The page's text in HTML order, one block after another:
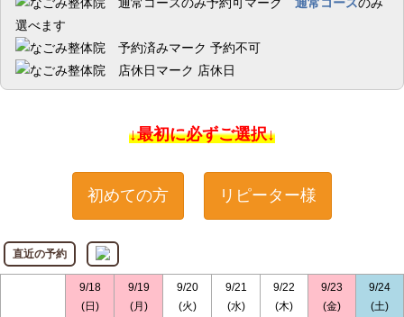
通常コースのみ
選べます
予約不可
店休日
↓最初に必ずご選択↓
初めての方 リピーター様
直近の予約
9/18
(日)
9/19
(月)
9/20
(火)
9/21
(水)
9/22
(木)
9/23
(金)
9/24
(土)